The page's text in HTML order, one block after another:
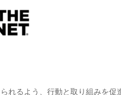
れるよう、行動と取り組みを